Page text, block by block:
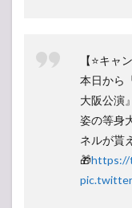
【⭐️キャ
本日から
大阪公演
姿の等身
ネルが貰
🎁https://